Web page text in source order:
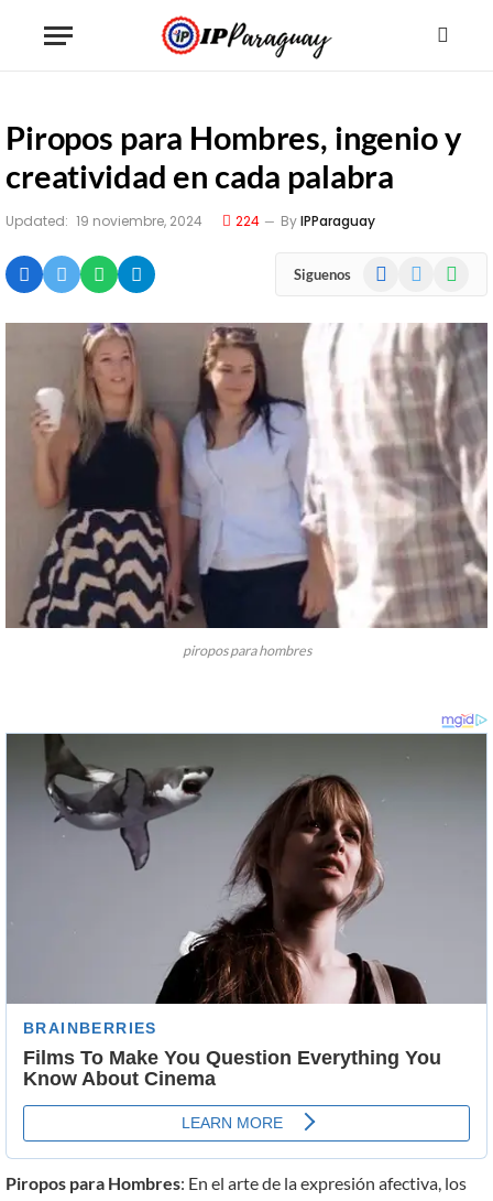
Piropos para Hombres, ingenio y
creatividad en cada palabra
Updated: 19 noviembre, 2024 224 ByIPParaguay
Siguenos Facebook
piropos para hombres
Piropos para Hombres: En el arte de la expresión afectiva, los